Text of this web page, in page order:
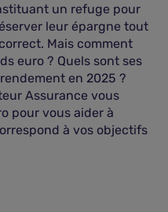
un refuge pour
leur épargne tout
Mais comment
euro ? Quels sont ses
en 2025 ?
Assurance vous
pour vous aider à
à vos objectifs